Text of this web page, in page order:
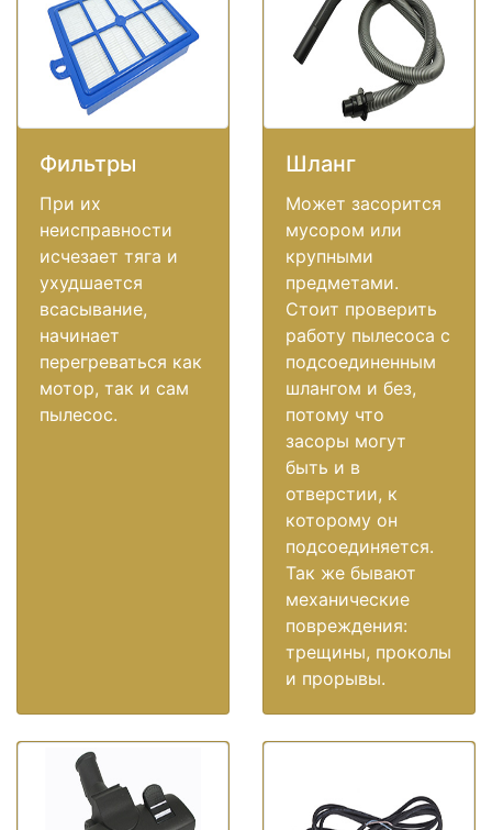
Фильтры
При их
неисправности
исчезает тяга и
ухудшается
всасывание,
начинает
перегреваться как
мотор, так и сам
пылесос.
Шланг
Может засорится
мусором или
крупными
предметами.
Стоит проверить
работу пылесоса с
подсоединенным
шлангом и без,
потому что
засоры могут
быть и в
отверстии, к
которому он
подсоединяется.
Так же бывают
механические
повреждения:
трещины, проколы
и прорывы.